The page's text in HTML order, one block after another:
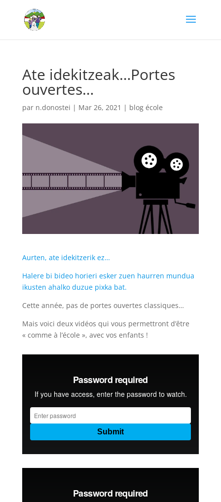
Ate idekitzeak…Portes
ouvertes…
par n.donostei | Mar 26, 2021 | blog école
Aurten, ate idekitzerik ez…
Halere bi bideo horieri esker zuen haurren mundua
ikusten ahalko duzue pixka bat.
Cette année, pas de portes ouvertes classiques…
Mais voici deux vidéos qui vous permettront d’être
« comme à l’école », avec vos enfants !